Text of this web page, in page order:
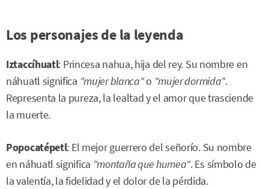
Los personajes de la leyenda
Iztaccíhuatl: Princesa nahua, hija del rey. Su nombre en
náhuatl significa "mujer blanca"o "mujer dormida".
Representa la pureza, la lealtad y el amor que trasciende
la muerte.
Popocatépetl: El mejor guerrero del señorío. Su nombre
en náhuatl significa "montaña que humea". Es símbolo de
la valentía, la fidelidad y el dolor de la pérdida.